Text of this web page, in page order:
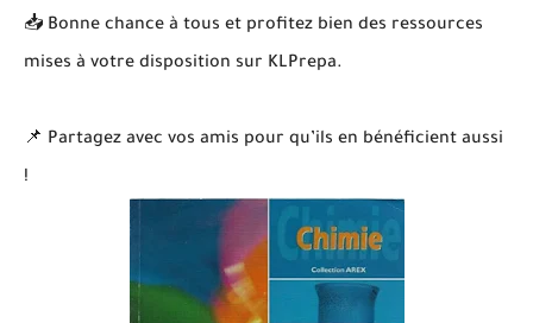
📥 Bonne chance à tous et profitez bien des ressources
mises à votre disposition sur KLPrepa.
📌 Partagez avec vos amis pour qu’ils en bénéficient aussi
!